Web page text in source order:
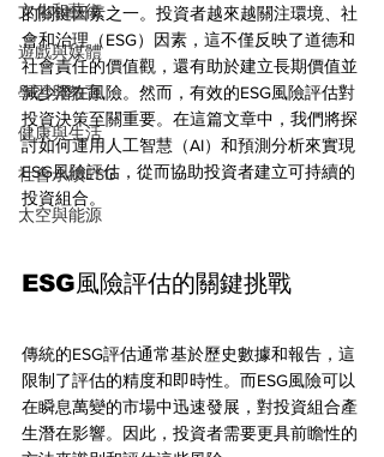
文化和藝術
遊戲與媒體
學習與教育
健康與生活
社會永續ESG
太空與能源
的關鍵因素之一。投資者越來越關注環境、社
會和治理（ESG）因素，這不僅反映了道德和
社會責任的價值觀，還有助於建立長期價值並
減少潛在風險。然而，有效的ESG風險評估對
投資決策至關重要。在這篇文章中，我們將探
討如何運用人工智慧（AI）和預測分析來實現
ESG風險評估，從而協助投資者建立可持續的
投資組合。
ESG風險評估的關鍵挑戰
傳統的ESG評估通常基於歷史數據和報告，這
限制了評估的精度和即時性。而ESG風險可以
在瞬息萬變的市場中迅速發展，對投資組合產
生潛在影響。因此，投資者需要更具前瞻性的